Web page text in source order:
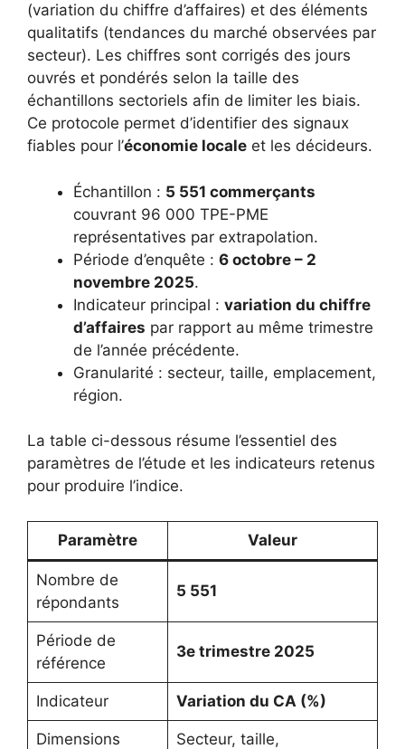
(variation du chiffre d’affaires) et des éléments
qualitatifs (tendances du marché observées par
secteur). Les chiffres sont corrigés des jours
ouvrés et pondérés selon la taille des
échantillons sectoriels afin de limiter les biais.
Ce protocole permet d’identifier des signaux
fiables pour l’économie locale et les décideurs.
Échantillon : 5 551 commerçants
couvrant 96 000 TPE-PME
représentatives par extrapolation.
Période d’enquête : 6 octobre – 2
novembre 2025.
Indicateur principal : variation du chiffre
d’affaires par rapport au même trimestre
de l’année précédente.
Granularité : secteur, taille, emplacement,
région.
La table ci-dessous résume l’essentiel des
paramètres de l’étude et les indicateurs retenus
pour produire l’indice.
Paramètre Valeur
Nombre de
répondants
5 551
Période de
référence
3e trimestre 2025
Indicateur Variation du CA (%)
Dimensions
Secteur, taille,